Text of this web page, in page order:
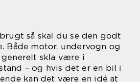
så skal du se den godt
Både motor, undervogn og
generelt skla være i
– og hvis det er en bil i
kan det være en idé at